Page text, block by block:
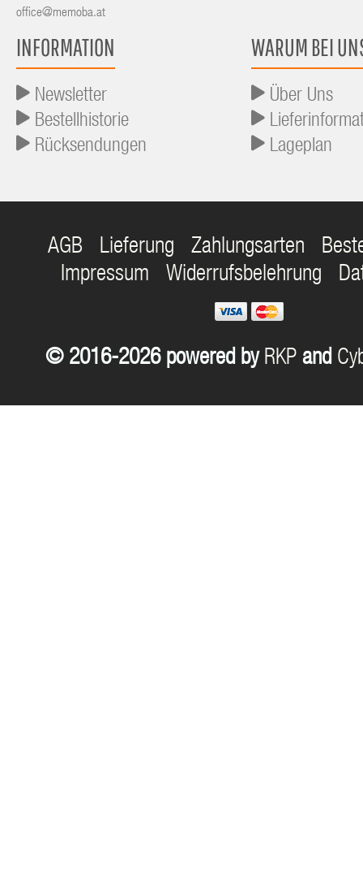
office@memoba.at
INFORMATION
Newsletter
Bestellhistorie
Rücksendungen
WARUM BEI
Über Uns
Lageplan
AGB Lieferung Zahlungsarten
Impressum
Widerrufsbelehrung
© 2016-2026 powered by RKP and